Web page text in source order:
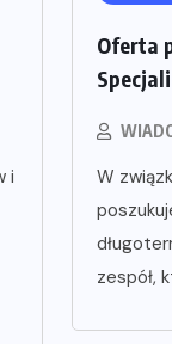
i
Oferta
W
zespół,